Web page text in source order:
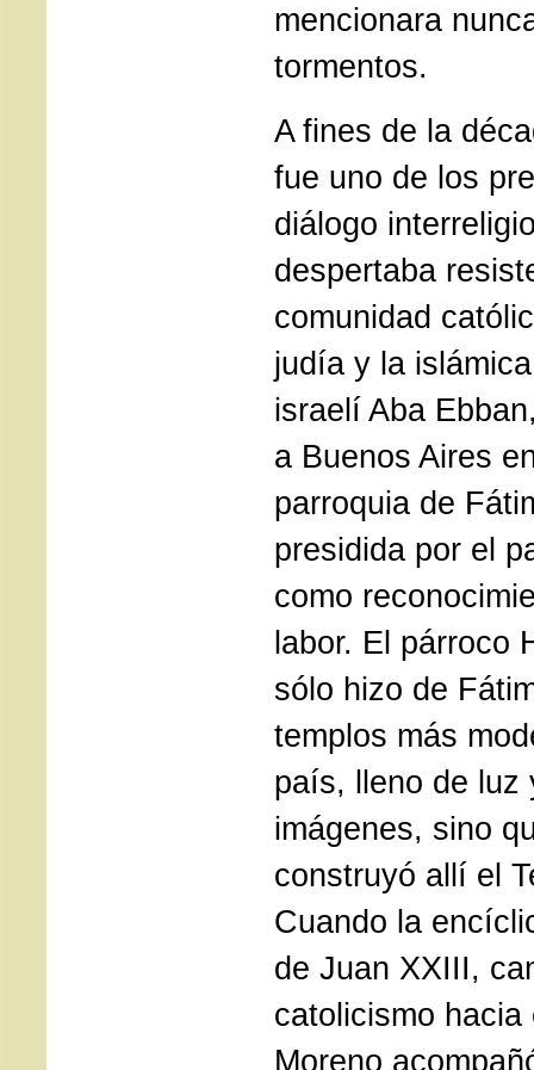
mencionara
tormentos.
A fines de la
fue uno de los
diálogo
despertaba
comunidad
judía y la
israelí Aba
a Buenos Aires
parroquia de
presidida por el
como
labor. El párroco
sólo hizo de
templos más
país, lleno de luz
imágenes, sino
construyó allí el
Cuando la
de Juan XXIII,
catolicismo
Moreno